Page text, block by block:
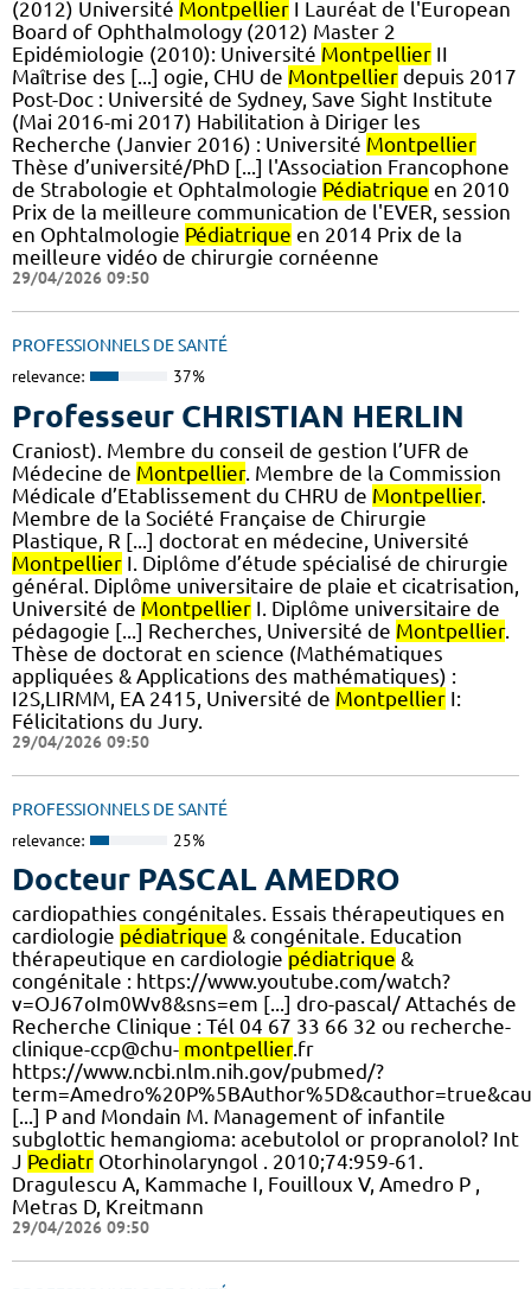
(2012) Université Montpellier I Lauréat de l'European
Board of Ophthalmology (2012) Master 2
Epidémiologie (2010): Université Montpellier II
Maîtrise des [...] ogie, CHU de Montpellier depuis 2017
Post-Doc : Université de Sydney, Save Sight Institute
(Mai 2016-mi 2017) Habilitation à Diriger les
Recherche (Janvier 2016) : Université Montpellier
Thèse d’université/PhD [...] l'Association Francophone
de Strabologie et Ophtalmologie Pédiatrique en 2010
Prix de la meilleure communication de l'EVER, session
en Ophtalmologie Pédiatrique en 2014 Prix de la
meilleure vidéo de chirurgie cornéenne
29/04/2026 09:50
PROFESSIONNELS DE SANTÉ
relevance: 37%
Professeur CHRISTIAN HERLIN
Craniost). Membre du conseil de gestion l’UFR de
Médecine de Montpellier. Membre de la Commission
Médicale d’Etablissement du CHRU de Montpellier.
Membre de la Société Française de Chirurgie
Plastique, R [...] doctorat en médecine, Université
Montpellier I. Diplôme d’étude spécialisé de chirurgie
général. Diplôme universitaire de plaie et cicatrisation,
Université de Montpellier I. Diplôme universitaire de
pédagogie [...] Recherches, Université de Montpellier.
Thèse de doctorat en science (Mathématiques
appliquées & Applications des mathématiques) :
I2S,LIRMM, EA 2415, Université de Montpellier I:
Félicitations du Jury.
29/04/2026 09:50
PROFESSIONNELS DE SANTÉ
relevance: 25%
Docteur PASCAL AMEDRO
cardiopathies congénitales. Essais thérapeutiques en
cardiologie pédiatrique & congénitale. Education
thérapeutique en cardiologie pédiatrique &
congénitale : https://www.youtube.com/watch?
v=OJ67oIm0Wv8&sns=em [...] dro-pascal/ Attachés de
Recherche Clinique : Tél 04 67 33 66 32 ou recherche-
clinique-ccp@chu- montpellier.fr
https://www.ncbi.nlm.nih.gov/pubmed/?
[...] P and Mondain M. Management of infantile
subglottic hemangioma: acebutolol or propranolol? Int
J Pediatr Otorhinolaryngol . 2010;74:959-61.
Dragulescu A, Kammache I, Fouilloux V, Amedro P ,
Metras D, Kreitmann
29/04/2026 09:50